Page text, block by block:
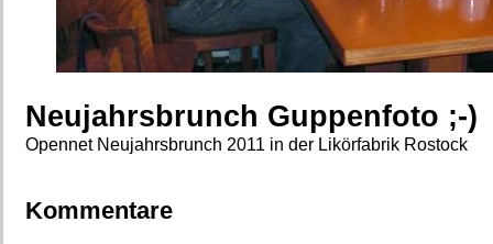
Neujahrsbrunch Guppenfoto ;-)
Opennet Neujahrsbrunch 2011 in der Likörfabrik Rostock
Kommentare